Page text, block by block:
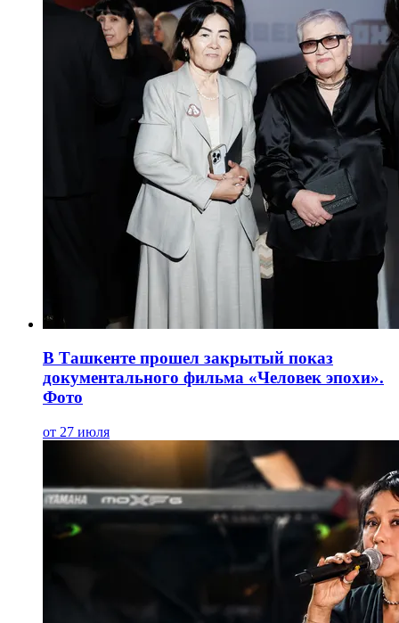
В Ташкенте прошел закрытый показ
документального фильма «Человек эпохи».
Фото
от 27 июля